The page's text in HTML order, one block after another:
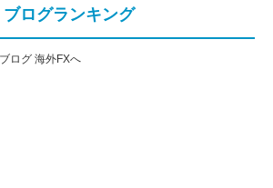
ブログランキング